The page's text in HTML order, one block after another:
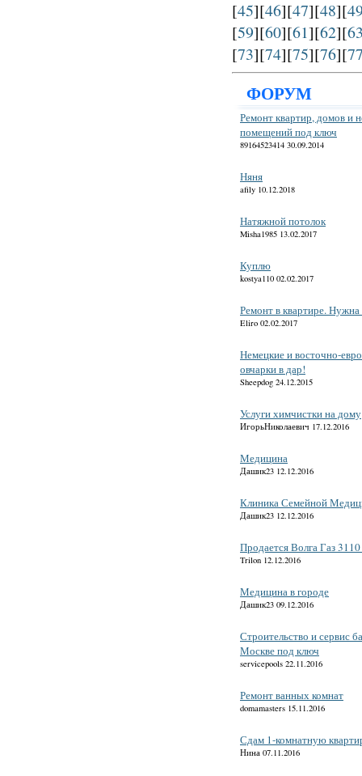
[45][46][47][48][
[59][60][61][62][
[73][74][75][76][
ФОРУМ
Ремонт квартир, домов и
помещений под ключ
89164523414 30.09.2014
Няня
afily 10.12.2018
Натяжной потолок
Misha1985 13.02.2017
Куплю
kostya110 02.02.2017
Ремонт в квартире. Нужна
Eliro 02.02.2017
Немецкие и восточно-
овчарки в дар!
Sheepdog 24.12.2015
Услуги химчистки на дому
ИгорьНиколаевич 17.12.2016
Медицина
Дашик23 12.12.2016
Клиника Семейной
Дашик23 12.12.2016
Продается Волга Газ
Trilon 12.12.2016
Медицина в городе
Дашик23 09.12.2016
Строительство и сервис
Москве под ключ
servicepools 22.11.2016
Ремонт ванных комнат
domamasters 15.11.2016
Сдам 1-комнатную
Нина 07.11.2016